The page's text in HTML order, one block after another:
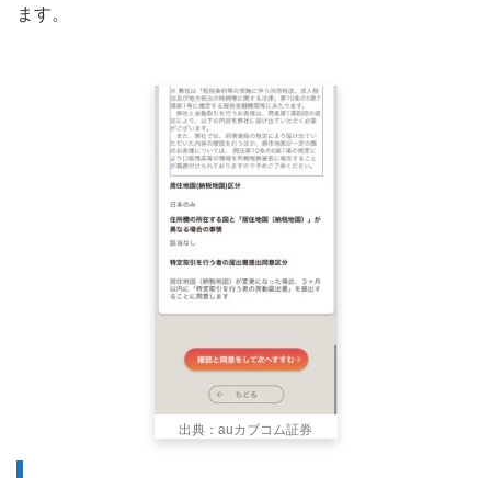
ます。
出典：auカブコム証券